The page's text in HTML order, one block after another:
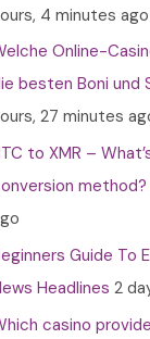
4 minutes ago
Online-
besten Boni und
27 minutes
to XMR –
method?
Guide To
Headlines 2
casino